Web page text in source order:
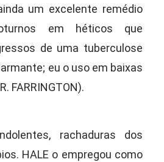
um excelente remédio
em héticos que
de uma tuberculose
eu o uso em baixas
FARRINGTON).
rachaduras dos
HALE o empregou como